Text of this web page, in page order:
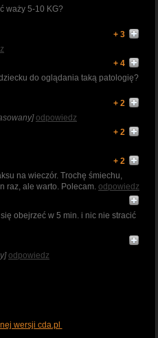
waży 5-10 KG?
+ 3
+ 4
do oglądania taką patologię?
+ 2
odpowiedz
+ 2
+ 2
na wieczór. Trochę śmiechu,
raz, ale warto. Polecam. odpowiedz
obejrzeć w 5 min. i nic nie stracić
odpowiedz
wersji cda.pl